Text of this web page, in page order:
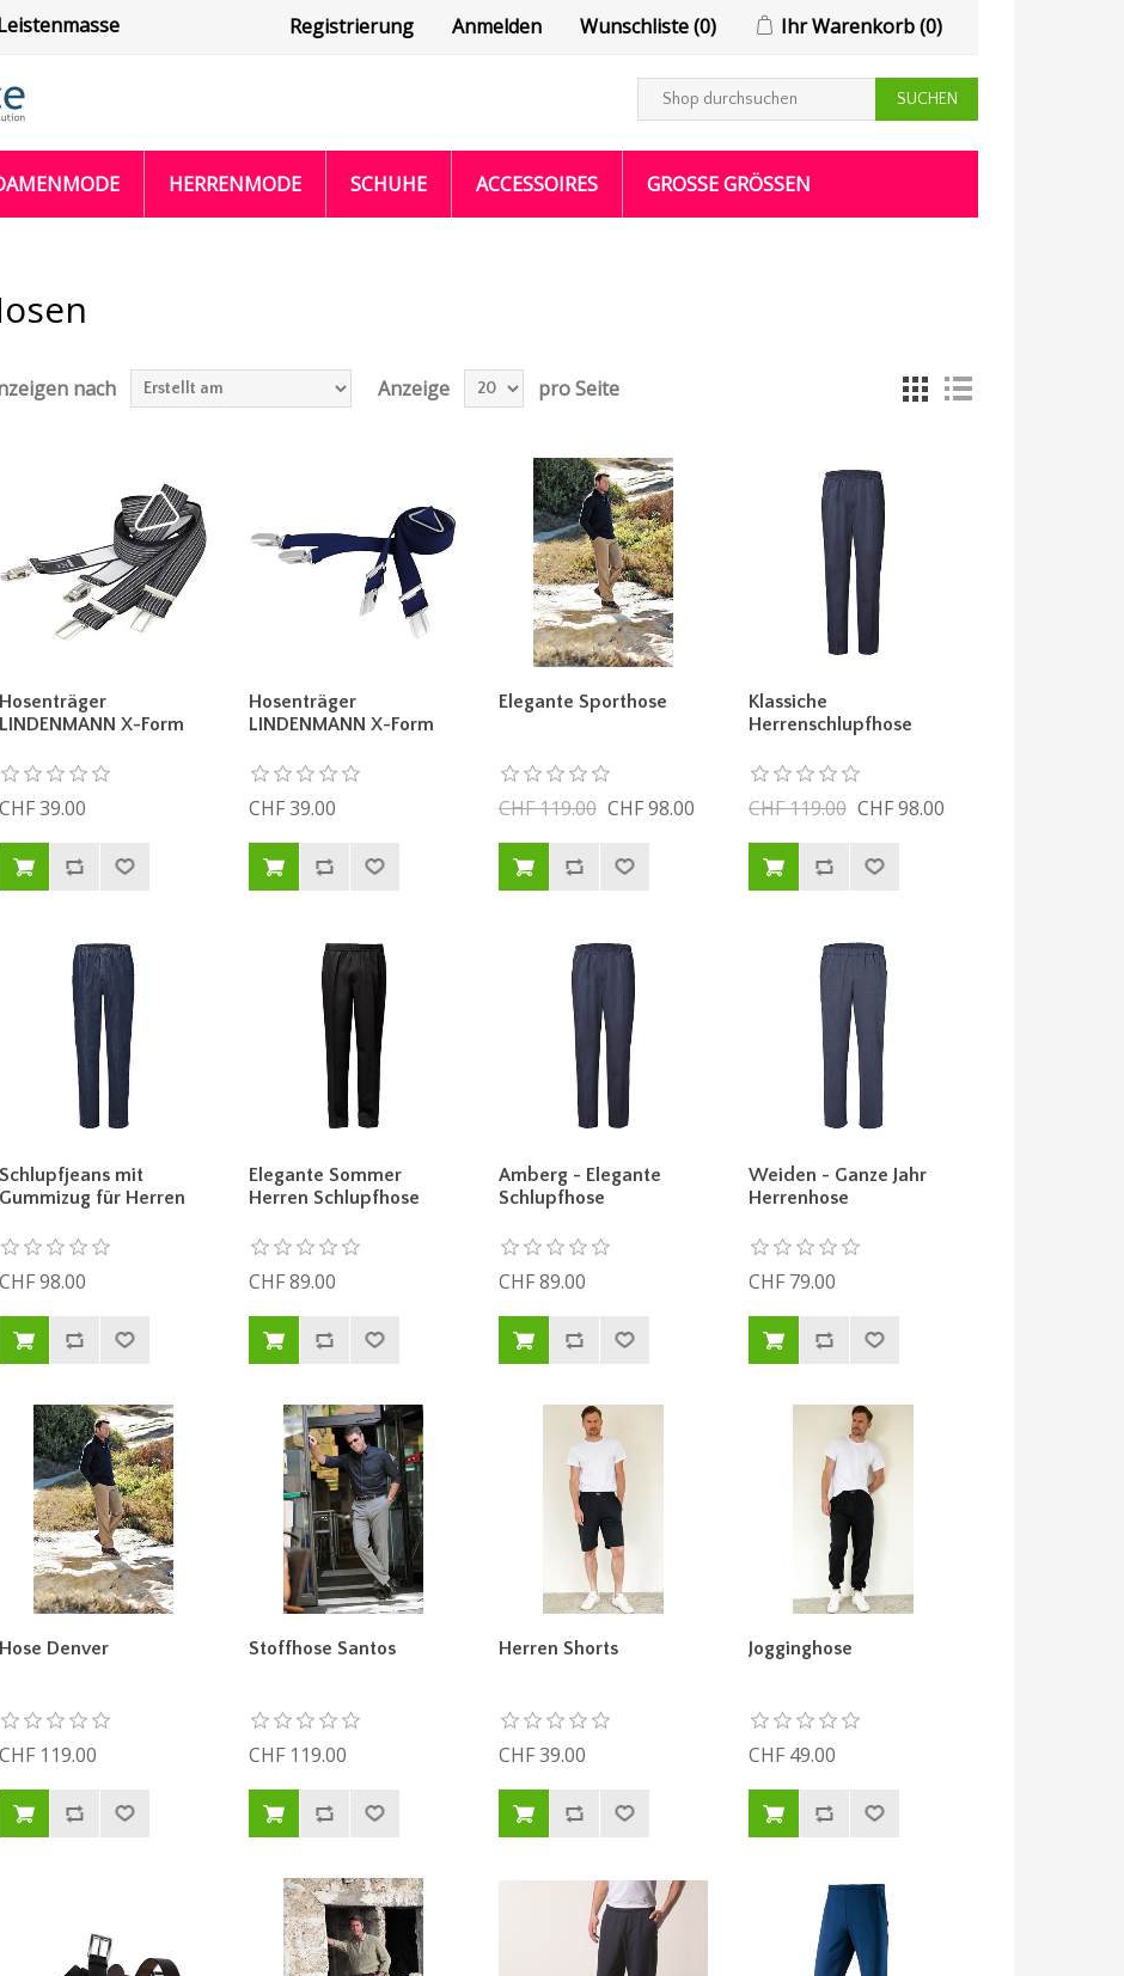
Registrierung Anmelden Wunschliste(0) Ihr Warenkorb(0)
HERRENMODE SCHUHE ACCESSOIRES GROSSE GRÖSSEN
nach Anzeige pro Seite
Hosenträger
LINDENMANN X-Form
CHF 39.00
Hosenträger
LINDENMANN X-Form
CHF 39.00
Elegante Sporthose
CHF 119.00 CHF 98.00
Klassiche
Herrenschlupfhose
CHF 119.00 CHF 98.00
Schlupfjeans mit
Gummizug für Herren
CHF 98.00
Elegante Sommer
Herren Schlupfhose
CHF 89.00
Amberg - Elegante
Schlupfhose
CHF 89.00
Weiden - Ganze Jahr
Herrenhose
CHF 79.00
Hose Denver
CHF 119.00
Stoffhose Santos
CHF 119.00
Herren Shorts
CHF 39.00
Jogginghose
CHF 49.00